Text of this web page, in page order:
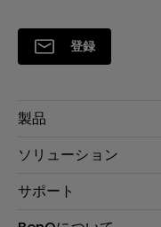
登録
製品
プロジェクター
照明
Webカメラ
ソリューション
ビジネス向け
サポート
サポート